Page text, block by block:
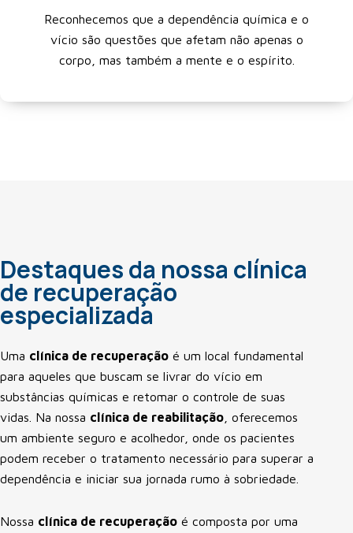
Reconhecemos que a dependência química e o
vício são questões que afetam não apenas o
corpo, mas também a mente e o espírito.
Destaques da nossa clínica
de recuperação
especializada
Uma clínica de recuperação é um local fundamental
para aqueles que buscam se livrar do vício em
substâncias químicas e retomar o controle de suas
vidas. Na nossa clínica de reabilitação , oferecemos
um ambiente seguro e acolhedor, onde os pacientes
podem receber o tratamento necessário para superar a
dependência e iniciar sua jornada rumo à sobriedade.
Nossa clínica de recuperação é composta por uma